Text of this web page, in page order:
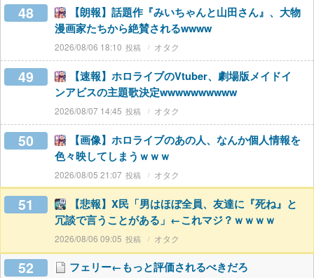
48
【朗報】話題作『みいちゃんと山田さん』、大物
漫画家たちから絶賛されるwwww
2026/08/06 18:10 オタク
49
【速報】ホロライブのVtuber、劇場版メイドイ
ンアビスの主題歌決定wwwwwwwwww
2026/08/07 14:45 オタク
50
【画像】ホロライブのあの人、なんか個人情報を
色々映してしまうｗｗｗ
2026/08/05 21:07 オタク
51
【悲報】X民「男はほぼ全員、友達に『死ね』と
冗談で言うことがある」←これマジ？ｗｗｗｗ
2026/08/06 09:05 オタク
52 フェリー←もっと評価されるべきだろ